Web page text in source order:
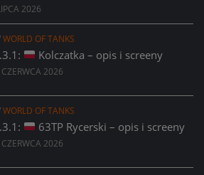
2026
WORLD OF TANKS
Kolczatka – opis i screeny
2026
WORLD OF TANKS
63TP Rycerski – opis i screeny
2026